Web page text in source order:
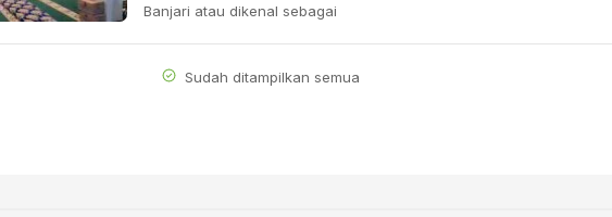
Banjari atau dikenal sebagai
Sudah ditampilkan semua